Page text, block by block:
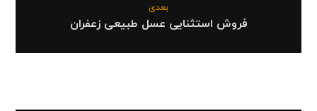
بعدی
فروش استثنایی عسل طبیعی زعفران